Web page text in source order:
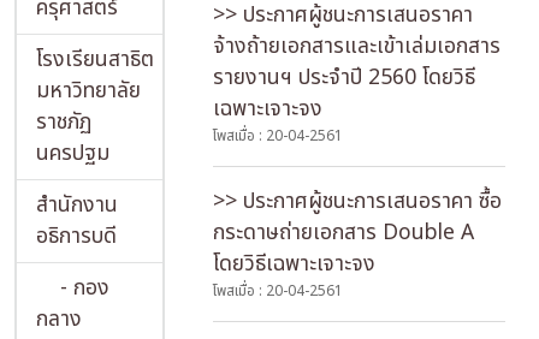
ครุศาสตร์
โรงเรียนสาธิต
มหาวิทยาลัย
ราชภัฏ
นครปฐม
สำนักงาน
อธิการบดี
- กอง
กลาง
>> ประกาศผู้ชนะการเสนอราคา
จ้างถ้ายเอกสารและเข้าเล่มเอกสาร
รายงานฯ ประจำปี 2560 โดยวิธี
เฉพาะเจาะจง
โพสเมื่อ : 20-04-2561
>> ประกาศผู้ชนะการเสนอราคา ซื้อ
กระดาษถ่ายเอกสาร Double A
โดยวิธีเฉพาะเจาะจง
โพสเมื่อ : 20-04-2561